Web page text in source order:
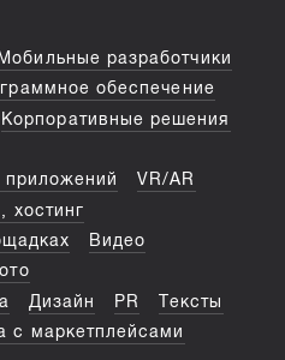
Мобильные разработчики
обеспечение
Корпоративные решения
приложений
VR/AR
хостинг
Видео
Дизайн PR
Тексты
с маркетплейсами